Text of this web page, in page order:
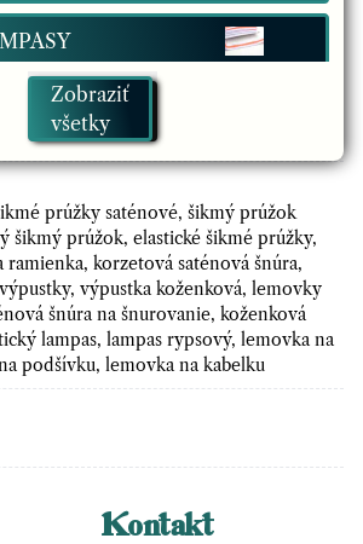
KOŽENKA
SATÉN, BAVLNA
LAMPASY
Zobraziť
všetky
prúžky saténové, šikmý prúžok
šikmý prúžok, elastické šikmé prúžky,
korzetová saténová šnúra,
výpustka koženková, lemovky
šnúra na šnurovanie, koženková
lampas, lampas rypsový, lemovka na
podšívku, lemovka na kabelku
Kontakt